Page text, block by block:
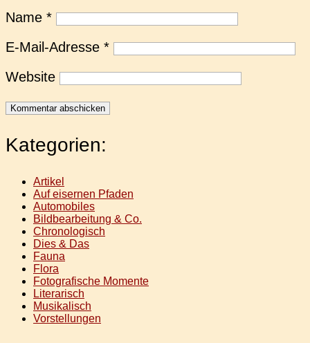
Name *
E-Mail-Adresse *
Website
Kategorien:
Artikel
Auf eisernen Pfaden
Automobiles
Bildbearbeitung & Co.
Chronologisch
Dies & Das
Fauna
Flora
Fotografische Momente
Literarisch
Musikalisch
Vorstellungen